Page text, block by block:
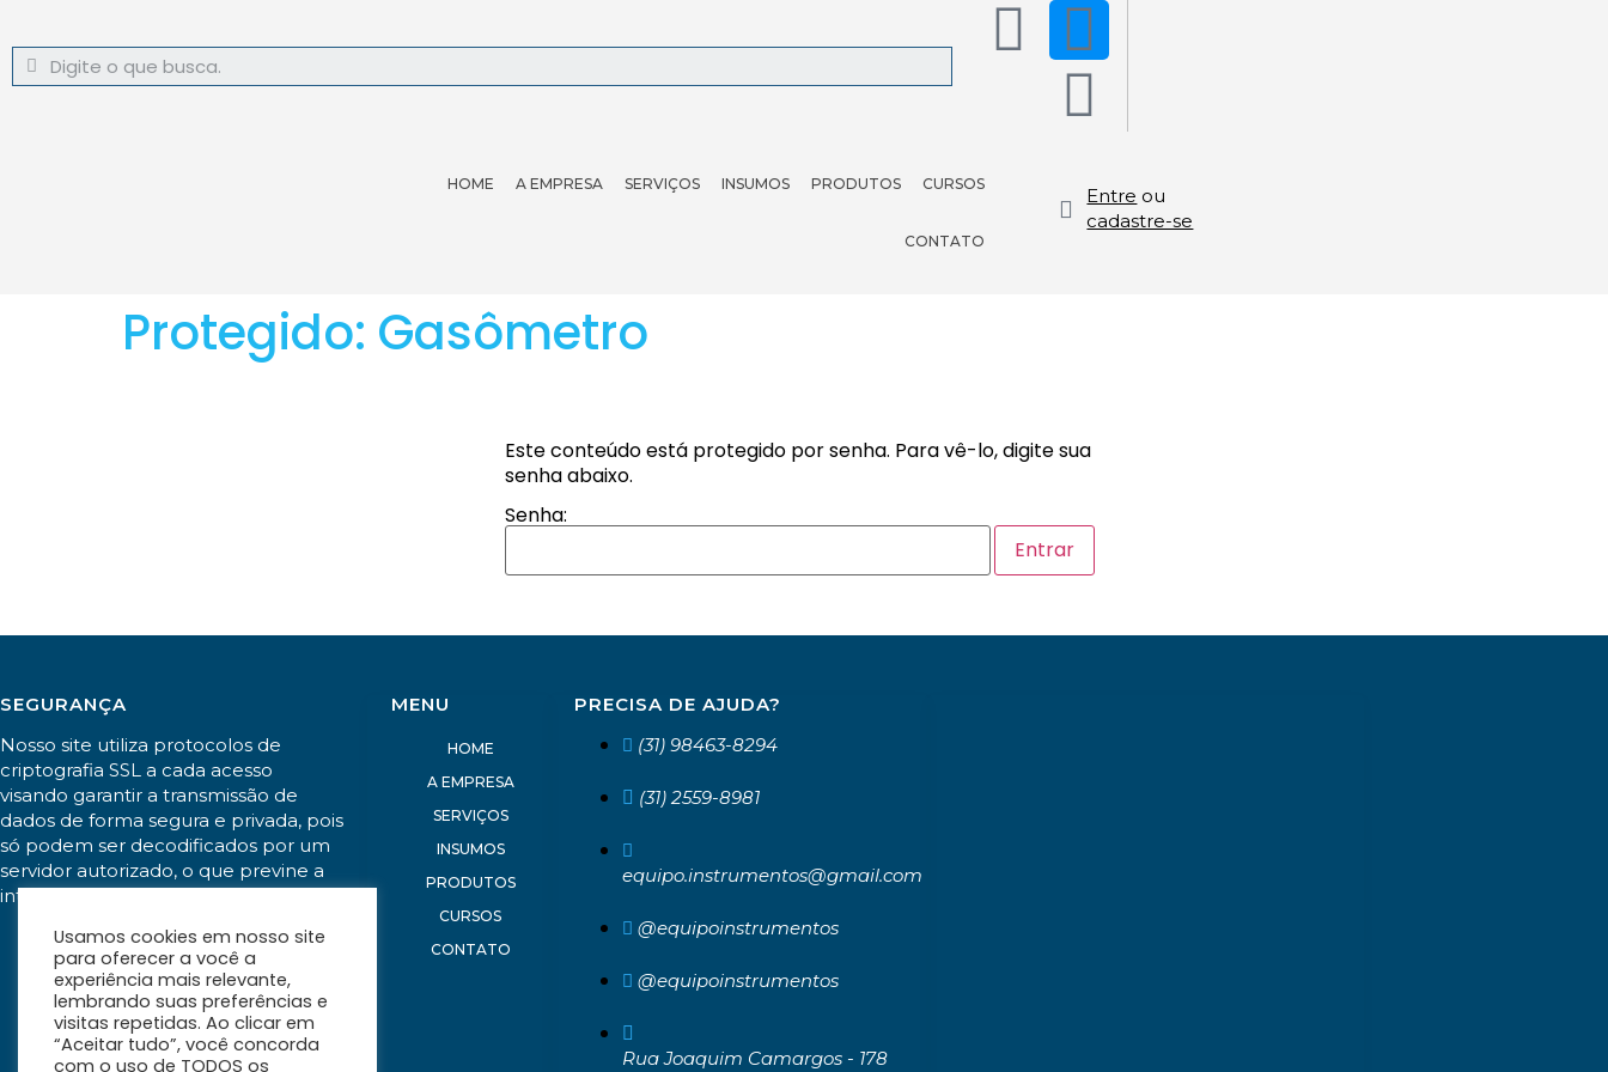
HOME A EMPRESA SERVIÇOS INSUMOS PRODUTOS CURSOS
CONTATO
Entre ou
cadastre-se
Protegido: Gasômetro
Este conteúdo está protegido por senha. Para vê-lo, digite sua
senha abaixo.
Senha:
SEGURANÇA
Nosso site utiliza protocolos de
criptografia SSL a cada acesso
visando garantir a transmissão de
dados de forma segura e privada, pois
só podem ser decodificados por um
servidor autorizado, o que previne a
interceptação indesejada de dados.
MENU
HOME
A EMPRESA
SERVIÇOS
INSUMOS
PRODUTOS
CURSOS
CONTATO
PRECISA DE AJUDA?
(31) 98463-8294
(31) 2559-8981
equipo.instrumentos@gmail.com
@equipoinstrumentos
@equipoinstrumentos
Rua Joaquim Camargos - 178
Usamos cookies em nosso site
para oferecer a você a
experiência mais relevante,
lembrando suas preferências e
visitas repetidas. Ao clicar em
“Aceitar tudo”, você concorda
com o uso de TODOS os